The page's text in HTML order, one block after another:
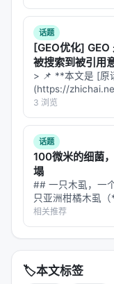
> 比喻：就像一
味。菜切得再漂
---
🧠 第二章：
AIR提出了一个三
的三个乐器，各
🎵 第一乐章：
问题：强化学习（
推理"的数据怎么
注员的推理过程
AIR的解决方案：
量一次 - 体温：
时按需测量 -…
话题
[GEO优化] GEO
被搜索到被引用
> 📌 **本文是 [原
(https://
**——标题改为问
于 AI 引擎引用。
3 浏览
话题
100微米的细菌
塌
## 一只木虱，一
只亚洲柑橘木虱
概看不见它——3
会跳的芝麻。它
为"柑橘艾滋病"…
相关推荐
🏷️本文标签